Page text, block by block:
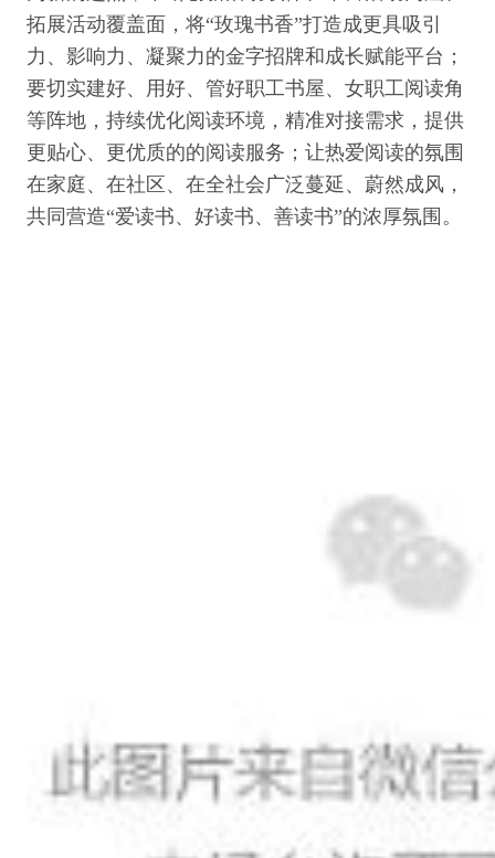
拓展活动覆盖面，将“玫瑰书香”打造成更具吸引
力、影响力、凝聚力的金字招牌和成长赋能平台；
要切实建好、用好、管好职工书屋、女职工阅读角
等阵地，持续优化阅读环境，精准对接需求，提供
更贴心、更优质的的阅读服务；让热爱阅读的氛围
在家庭、在社区、在全社会广泛蔓延、蔚然成风，
共同营造“爱读书、好读书、善读书”的浓厚氛围。